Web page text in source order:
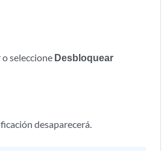
seleccione Desbloquear
desaparecerá.